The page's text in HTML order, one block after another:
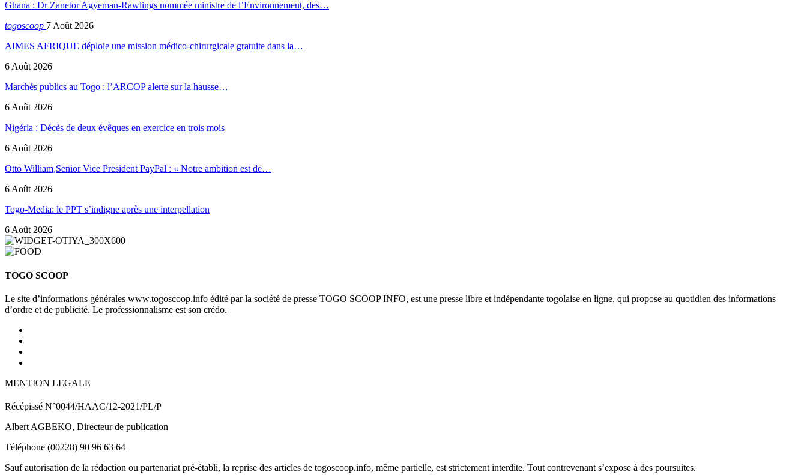
Ghana : Dr Zanetor Agyeman-Rawlings nommée ministre de l’Environnement, des…
togoscoop 7 Août 2026
AIMES AFRIQUE déploie une mission médico-chirurgicale gratuite dans la…
6 Août 2026
Marchés publics au Togo : l’ARCOP alerte sur la hausse…
6 Août 2026
Nigéria : Décès de deux évêques en exercice en trois mois
6 Août 2026
Otto William,Senior Vice President PayPal : « Notre ambition est de…
6 Août 2026
Togo-Media: le PPT s’indigne après une interpellation
6 Août 2026
TOGO SCOOP
Le site d’informations générales www.togoscoop.info édité par la société de presse TOGO SCOOP INFO, est une presse libre et indépendante togolaise en ligne, qui propose au quotidien des informations
d’ordre et de publicité. Le professionnalisme est son crédo.
MENTION LEGALE
Récépissé N°0044/HAAC/12-2021/PL/P
Albert AGBEKO, Directeur de publication
Téléphone (00228) 90 96 63 64
Sauf autorisation de la rédaction ou partenariat pré-établi, la reprise des articles de togoscoop.info, même partielle, est strictement interdite. Tout contrevenant s’expose à des poursuites.